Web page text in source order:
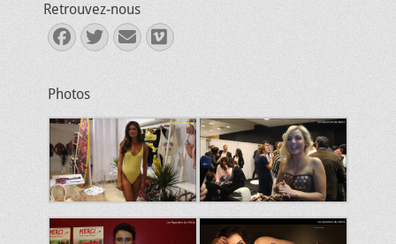
Retrouvez-nous
Facebook
Twitter
E-
mail
Vimeo
Photos